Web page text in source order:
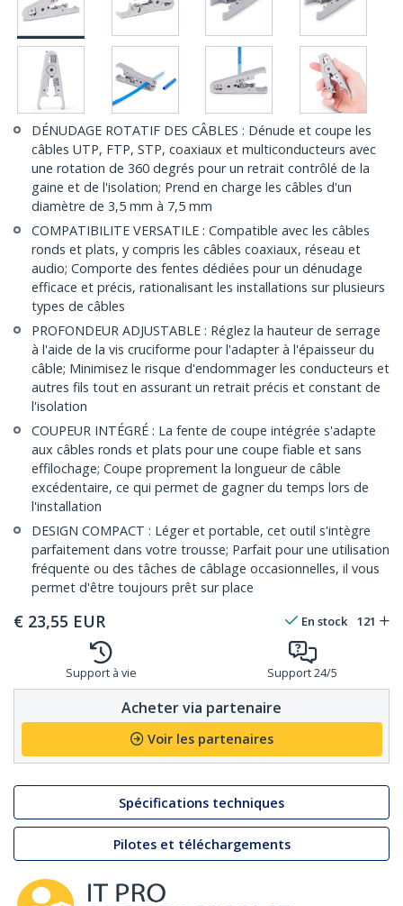
DÉNUDAGE ROTATIF DES CÂBLES : Dénude et coupe les
câbles UTP, FTP, STP, coaxiaux et multiconducteurs avec
une rotation de 360 degrés pour un retrait contrôlé de la
gaine et de l'isolation; Prend en charge les câbles d'un
diamètre de 3,5 mm à 7,5 mm
COMPATIBILITE VERSATILE : Compatible avec les câbles
ronds et plats, y compris les câbles coaxiaux, réseau et
audio; Comporte des fentes dédiées pour un dénudage
efficace et précis, rationalisant les installations sur plusieurs
types de câbles
PROFONDEUR ADJUSTABLE : Réglez la hauteur de serrage
à l'aide de la vis cruciforme pour l'adapter à l'épaisseur du
câble; Minimisez le risque d'endommager les conducteurs et
autres fils tout en assurant un retrait précis et constant de
l'isolation
COUPEUR INTÉGRÉ : La fente de coupe intégrée s'adapte
aux câbles ronds et plats pour une coupe fiable et sans
effilochage; Coupe proprement la longueur de câble
excédentaire, ce qui permet de gagner du temps lors de
l'installation
DESIGN COMPACT : Léger et portable, cet outil s'intègre
parfaitement dans votre trousse; Parfait pour une utilisation
fréquente ou des tâches de câblage occasionnelles, il vous
permet d'être toujours prêt sur place
€ 23,55 EUR En stock 121
Support à vie Support 24/5
Acheter via partenaire
Voir les partenaires
Spécifications techniques
Pilotes et téléchargements